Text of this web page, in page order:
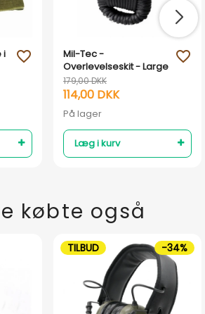
i
favorite_outline
Mil-Tec -
Overlevelseskit - Large
179,00 DKK
114,00 DKK
På lager
Læg i kurv
favorite_outline
købte også
TILBUD -34%